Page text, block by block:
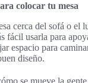
colocar tu mesa
cerca del sofá o el
fácil usarla para
espacio para
diseño.